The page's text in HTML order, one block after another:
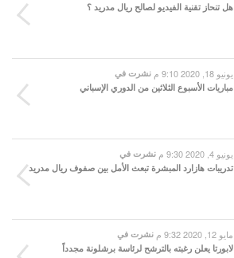
هل تنحاز تقنية الفيديو لصالح ريال مدريد ؟
نشرت في يونيو 18, 2020 9:10 م
مباريات الأسبوع الثلاثين من الدوري الإسباني
نشرت في يونيو 4, 2020 9:30 م
تدريبات هازارد المبشرة تبعث الأمل بين صفوف ريال مدريد
نشرت في مايو 12, 2020 9:32 م
لابورتا يعلن رغبته بالترشح لرئاسة برشلونة مجدداً